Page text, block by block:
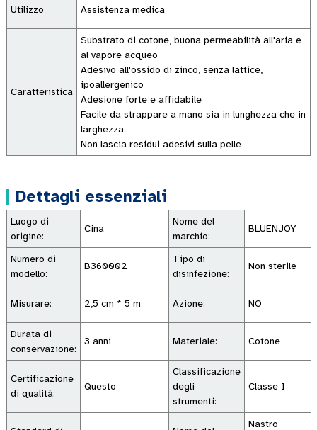
Utilizzo Assistenza medica
Caratteristica
Substrato di cotone, buona permeabilità all'aria e
al vapore acqueo
Adesivo all'ossido di zinco, senza lattice,
ipoallergenico
Adesione forte e affidabile
Facile da strappare a mano sia in lunghezza che in
larghezza.
Non lascia residui adesivi sulla pelle
Dettagli essenziali
Luogo di
origine:
Cina
Nome del
marchio:
BLUENJOY
Numero di
modello:
B360002
Tipo di
disinfezione:
Non sterile
Misurare: 2,5 cm * 5 m Azione: NO
Durata di
conservazione:
3 anni Materiale: Cotone
Certificazione
di qualità:
Questo
Classificazione
degli
strumenti:
Classe I
Nastro